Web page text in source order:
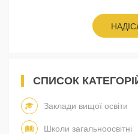
СПИСОК
Заклади вищої освіти
Школи загальноосвітні